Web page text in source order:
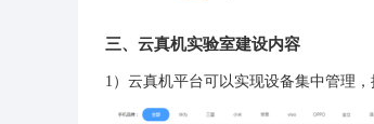
三、云真机实验室建设内容
1）云真机平台可以实现设备集中管理，